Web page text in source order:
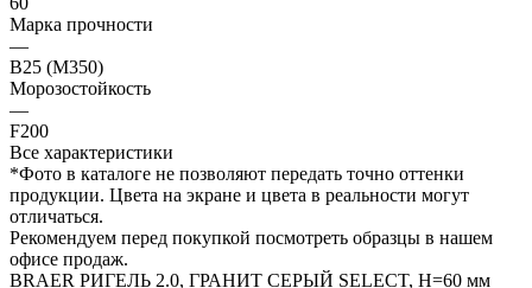
Марка прочности
—
В25 (М350)
Морозостойкость
—
F200
Все характеристики
*Фото в каталоге не позволяют передать точно оттенки
продукции. Цвета на экране и цвета в реальности могут
отличаться.
Рекомендуем перед покупкой посмотреть образцы в нашем
офисе продаж.
BRAER РИГЕЛЬ 2.0, ГРАНИТ СЕРЫЙ SELECT, H=60 мм